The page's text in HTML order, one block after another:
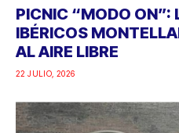
PICNIC “MODO ON”:
IBÉRICOS
AL AIRE LIBRE
22 JULIO, 2026